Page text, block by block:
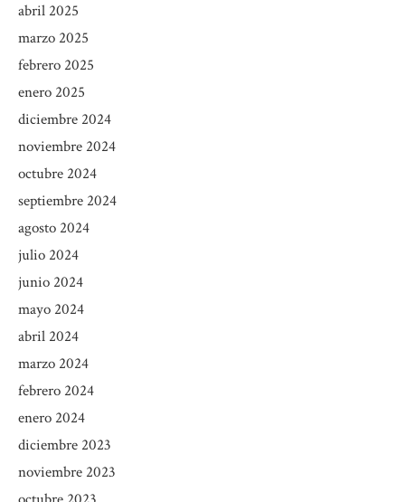
abril 2025
marzo 2025
febrero 2025
enero 2025
diciembre 2024
noviembre 2024
octubre 2024
septiembre 2024
agosto 2024
julio 2024
junio 2024
mayo 2024
abril 2024
marzo 2024
febrero 2024
enero 2024
diciembre 2023
noviembre 2023